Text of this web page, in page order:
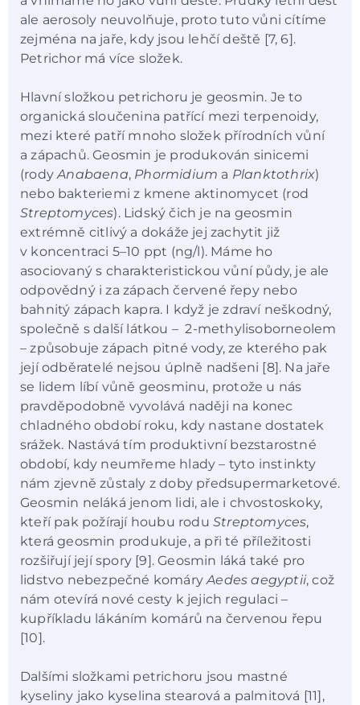
ale aerosoly neuvolňuje, proto tuto vůni cítíme
zejména na jaře, kdy jsou lehčí deště [7, 6].
Petrichor má více složek.
Hlavní složkou petrichoru je geosmin. Je to
organická sloučenina patřící mezi terpenoidy,
mezi které patří mnoho složek přírodních vůní
a zápachů. Geosmin je produkován sinicemi
(rodyAnabaena, Phormidium a Planktothrix)
nebo bakteriemi z kmene aktinomycet (rod
Streptomyces). Lidský čich je na geosmin
extrémně citlivý a dokáže jej zachytit již
v koncentraci 5–10 ppt (ng/l). Máme ho
asociovaný s charakteristickou vůní půdy, je ale
odpovědný i za zápach červené řepy nebo
bahnitý zápach kapra. I když je zdraví neškodný,
společně s další látkou – 2-methylisoborneolem
– způsobuje zápach pitné vody, ze kterého pak
její odběratelé nejsou úplně nadšeni [8]. Na jaře
se lidem líbí vůně geosminu, protože u nás
pravděpodobně vyvolává naději na konec
chladného období roku, kdy nastane dostatek
srážek. Nastává tím produktivní bezstarostné
období, kdy neumřeme hlady – tyto instinkty
nám zjevně zůstaly z doby předsupermarketové.
Geosmin neláká jenom lidi, ale i chvostoskoky,
kteří pak požírají houbu rodu Streptomyces,
která geosmin produkuje, a při té příležitosti
rozšiřují její spory [9]. Geosmin láká také pro
lidstvo nebezpečné komáryAedes aegyptii, což
nám otevírá nové cesty k jejich regulaci –
kupříkladu lákáním komárů na červenou řepu
[10].
Dalšími složkami petrichoru jsou mastné
kyseliny jako kyselina stearová a palmitová [11],